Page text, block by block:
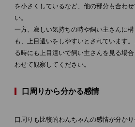
を小さくしているなど、他の部分も合わ
い。
一方、寂しい気持ちの時や飼い主さんに
も、上目遣いをしやすいとされています
る時にも上目遣いで飼い主さんを見る場
わせて観察してください。
口周りから分かる感情
口周りも比較的わんちゃんの感情が分か